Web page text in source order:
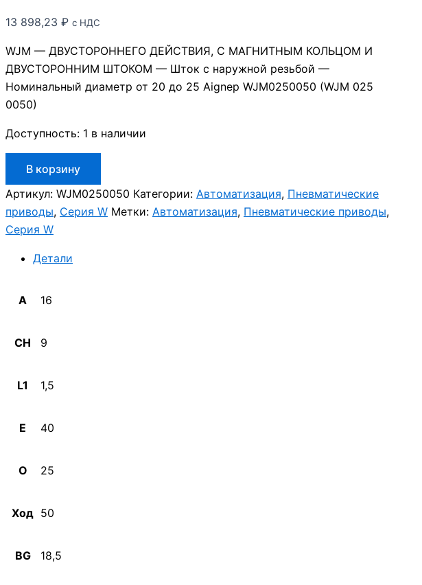
13 898,23 ₽ с НДС
WJM — ДВУСТОРОННЕГО ДЕЙСТВИЯ, С МАГНИТНЫМ КОЛЬЦОМ И
ДВУСТОРОННИМ ШТОКОМ — Шток с наружной резьбой —
Номинальный диаметр от 20 до 25 Aignep WJM0250050 (WJM 025
0050)
Доступность: 1 в наличии
товара
Aignep
WJM0250050
В корзину
Артикул: WJM0250050 Категории: Автоматизация, Пневматические
приводы, Серия W Метки: Автоматизация, Пневматические приводы,
Серия W
Детали
A 16
CH 9
L1 1,5
E 40
O 25
Ход 50
BG 18,5